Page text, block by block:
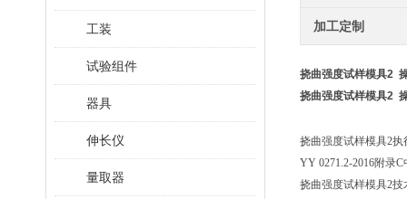
工装
试验组件
器具
伸长仪
量取器
加工定制
挠曲强度试样模具2
挠曲强度试样模具2
挠曲强度试样模具2执
YY 0271.2-2016附录C
挠曲强度试样模具2技